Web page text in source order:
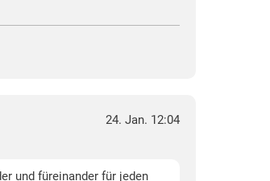
24. Jan. 12:04
und füreinander für jeden